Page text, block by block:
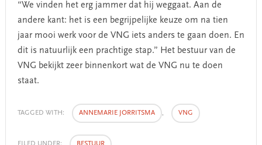
“We vinden het erg jammer dat hij weggaat. Aan de
andere kant: het is een begrijpelijke keuze om na tien
jaar mooi werk voor de VNG iets anders te gaan doen. En
dit is natuurlijk een prachtige stap.” Het bestuur van de
VNG bekijkt zeer binnenkort wat de VNG nu te doen
staat.
TAGGED WITH: ANNEMARIE JORRITSMA , VNG